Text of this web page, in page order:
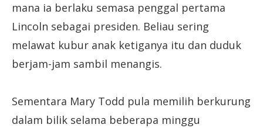
mana ia berlaku semasa penggal pertama
Lincoln sebagai presiden. Beliau sering
melawat kubur anak ketiganya itu dan duduk
berjam-jam sambil menangis.
Sementara Mary Todd pula memilih berkurung
dalam bilik selama beberapa minggu